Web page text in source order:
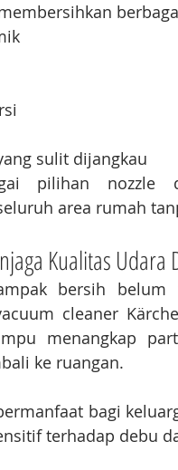
sulit dijangkau
pilihan nozzle
area rumah
Kualitas Udara
bersih
cleaner
menangkap
ke ruangan.
bagi
terhadap debu